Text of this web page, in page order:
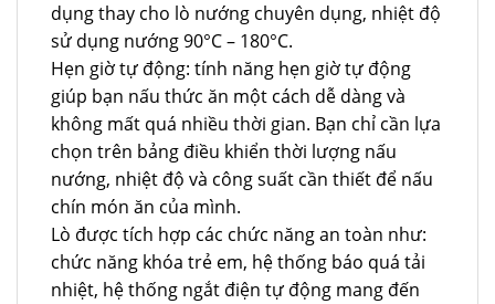
dụng thay cho lò nướng chuyên dụng, nhiệt độ
sử dụng nướng 90°C – 180°C.
Hẹn giờ tự động: tính năng hẹn giờ tự động
giúp bạn nấu thức ăn một cách dễ dàng và
không mất quá nhiều thời gian. Bạn chỉ cần lựa
chọn trên bảng điều khiển thời lượng nấu
nướng, nhiệt độ và công suất cần thiết để nấu
chín món ăn của mình.
Lò được tích hợp các chức năng an toàn như:
chức năng khóa trẻ em, hệ thống báo quá tải
nhiệt, hệ thống ngắt điện tự động mang đến